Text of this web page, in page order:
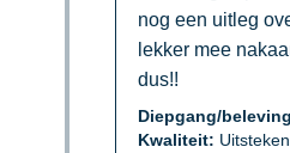
nog een uitleg
lekker mee
dus!!
Diepgang/
Kwaliteit: